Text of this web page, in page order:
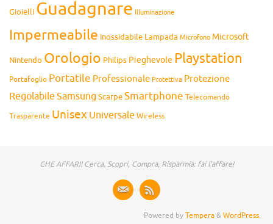
Gioielli Guadagnare Illuminazione
Impermeabile Inossidabile Lampada Microfono Microsoft
Nintendo Orologio Philips Pieghevole Playstation
Portafoglio Portatile Professionale Protettiva Protezione
Regolabile Samsung ScarpeSmartphone Telecomando
Trasparente Unisex Universale Wireless
CHE AFFARI! Cerca, Scopri, Compra, Risparmia: fai l'affare!
Powered byTempera&WordPress.